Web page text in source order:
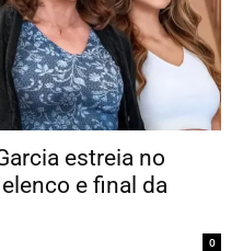
estreia no
e final da
0